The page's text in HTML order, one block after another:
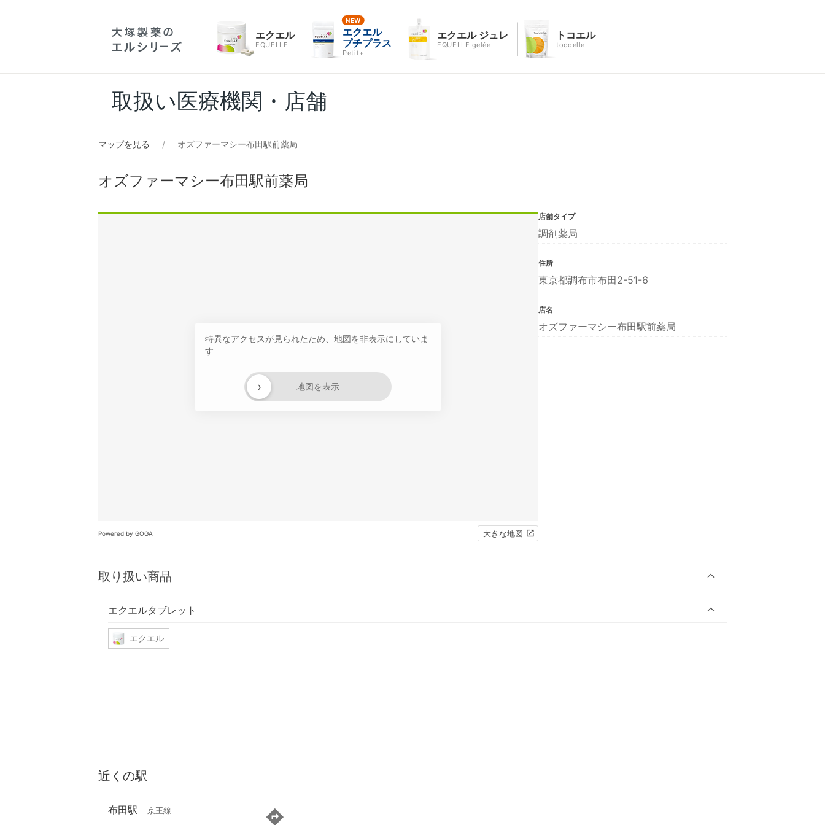
エクエル
EQUELLE
エクエル
プチプラス
Petit+
エクエル ジュレ
EQUELLE gelée
トコエル
tocoelle
取扱い医療機関・店舗
マップを見る オズファーマシー布田駅前薬局
オズファーマシー布田駅前薬局
特異なアクセスが見られたため、地図を非表示にしていま
す
地図を表示
›
Powered by GOGA 大きな地図
取り扱い商品
エクエルタブレット
エクエル
店舗タイプ
調剤薬局
住所
東京都調布市布田2-51-6
店名
オズファーマシー布田駅前薬局
近くの駅
布田駅 京王線